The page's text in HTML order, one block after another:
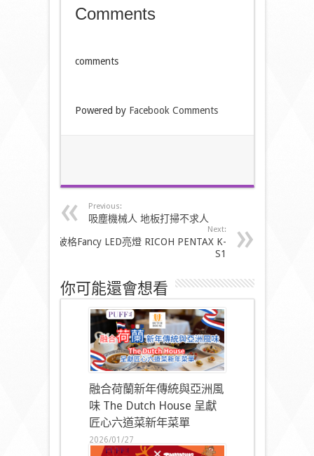
Comments
comments
Powered by Facebook Comments
Previous:
吸塵機械人 地板打掃不求人
Next:
破格Fancy LED亮燈 RICOH PENTAX K-
S1
你可能還會想看
融合荷蘭新年傳統與亞洲風
味 The Dutch House 呈獻
匠心六道菜新年菜單
2026/01/27